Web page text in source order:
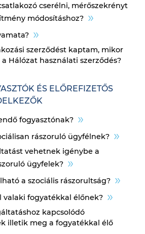
cserélni, mérőszekrényt
módosításhoz?
szerződést kaptam, mikor
Hálózat használati szerződés?
ÉS ELŐREFIZETŐS
fogyasztónak?
rászoruló ügyfélnek?
vehetnek igénybe a
ügyfelek?
a szociális rászorultság?
valaki fogyatékkal élőnek?
kapcsolódó
illetik meg a fogyatékkal élő